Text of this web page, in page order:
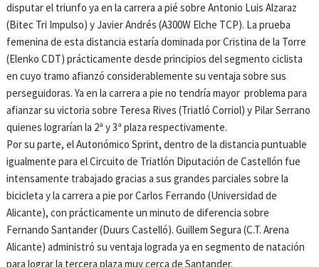
disputar el triunfo ya en la carrera a pié sobre Antonio Luis Alzaraz
(Bitec Tri Impulso) y Javier Andrés (A300W Elche TCP). La prueba
femenina de esta distancia estaría dominada por Cristina de la Torre
(Elenko CDT) prácticamente desde principios del segmento ciclista
en cuyo tramo afianzó considerablemente su ventaja sobre sus
perseguidoras. Ya en la carrera a pie no tendría mayor problema para
afianzar su victoria sobre Teresa Rives (Triatló Corriol) y Pilar Serrano
quienes lograrían la 2ª y 3ª plaza respectivamente.
Por su parte, el Autonómico Sprint, dentro de la distancia puntuable
igualmente para el Circuito de Triatlón Diputación de Castellón fue
intensamente trabajado gracias a sus grandes parciales sobre la
bicicleta y la carrera a pie por Carlos Ferrando (Universidad de
Alicante), con prácticamente un minuto de diferencia sobre
Fernando Santander (Duurs Castelló). Guillem Segura (C.T. Arena
Alicante) administró su ventaja lograda ya en segmento de natación
para lograr la tercera plaza muy cerca de Santander.